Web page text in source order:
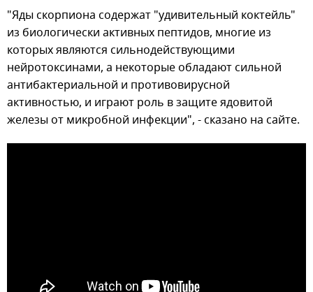
"Яды скорпиона содержат "удивительный коктейль"
из биологически активных пептидов, многие из
которых являются сильнодействующими
нейротоксинами, а некоторые обладают сильной
антибактериальной и противовирусной
активностью, и играют роль в защите ядовитой
железы от микробной инфекции", - сказано на сайте.